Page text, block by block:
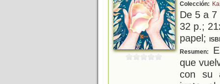
Colección:
De 5 a
32 p.;
papel;
Resumen:
que
con su